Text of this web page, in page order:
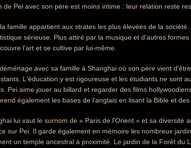
Pei avec son père est moins intime : leur relation reste
famille appartient aux strates les plus élevées de la
sérieuse. Plus attiré par la musique et d'autres
l'art et se cultive par lui-même.
avec sa famille à Shanghai où son père vient
L'éducation y est rigoureuse et les étudiants ne sont
Pei aime jouer au billard et regarder des films
également les bases de l'anglais en lisant la Bible et
lui vaut le surnom de « Paris de l'Orient » et sa diversité
sur Pei. Il garde également en mémoire les nombreux
un temple ancestral à proximité. Le jardin de la Forêt du